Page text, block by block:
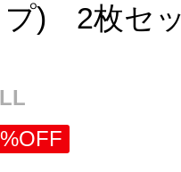
プ) 2枚セ